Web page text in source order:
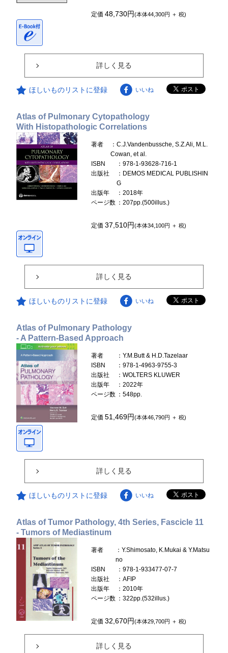
定価48,730円(本体44,300円 ＋ 税)
詳しく見る
ほしいものリストに登録 いいね
Atlas of Pulmonary Cytopathology
With Histopathologic Correlations
著者
：C.J.Vandenbussche, S.Z.Ali, M.L.
Cowan, et al.
ISBN
：978-1-93628-716-1
出版社
：DEMOS MEDICAL PUBLISHIN
G
出版年
：2018年
ページ数 ：207pp.(500illus.)
定価37,510円(本体34,100円 ＋ 税)
詳しく見る
ほしいものリストに登録 いいね
Atlas of Pulmonary Pathology
- A Pattern-Based Approach
著者
：Y.M.Butt & H.D.Tazelaar
ISBN
：978-1-4963-9755-3
出版社
：WOLTERS KLUWER
出版年
：2022年
ページ数 ：548pp.
定価51,469円(本体46,790円 ＋ 税)
詳しく見る
ほしいものリストに登録 いいね
Atlas of Tumor Pathology, 4th Series, Fascicle 11
- Tumors of Mediastinum
著者
：Y.Shimosato, K.Mukai & Y.Matsu
no
ISBN
：978-1-933477-07-7
出版社
：AFIP
出版年
：2010年
ページ数 ：322pp.(532illus.)
定価32,670円(本体29,700円 ＋ 税)
詳しく見る